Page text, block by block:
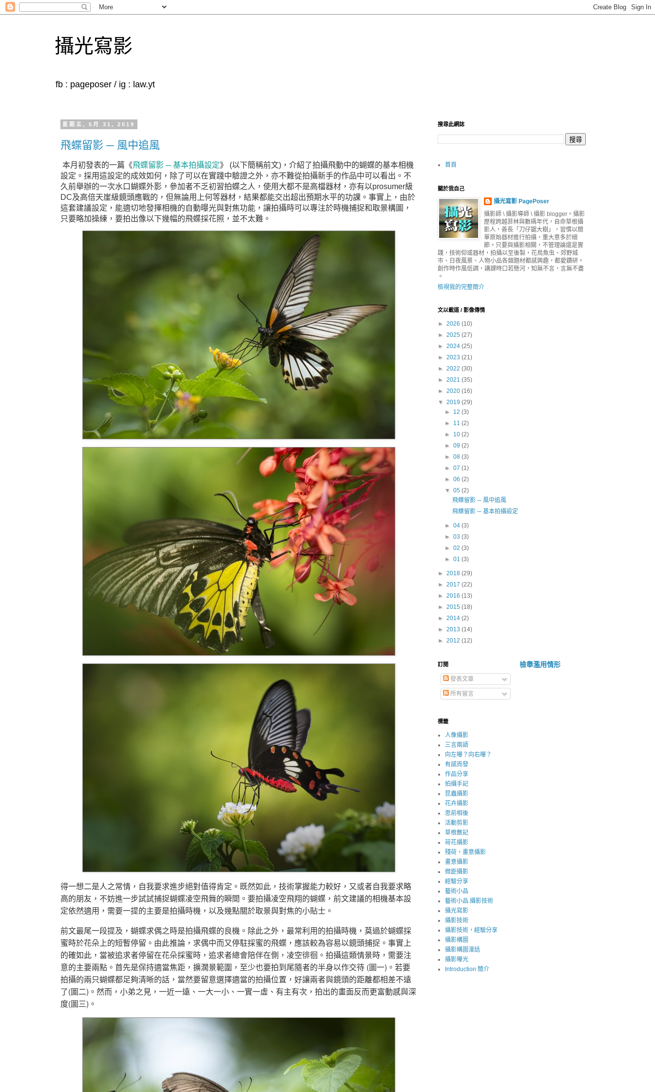
攝光寫影
fb : pageposer / ig : law.yt
星期五, 5月 31, 2019
飛蝶留影 ─ 風中追風
本月初發表的一篇《飛蝶留影 ─ 基本拍攝設定》 (以下簡稱前文)，介紹了拍攝飛動中的蝴蝶的基本相機
設定。採用這設定的成效如何，除了可以在實踐中驗證之外，亦不難從拍攝新手的作品中可以看出。不
久前舉辦的一次水口蝴蝶外影，參加者不乏初習拍蝶之人，使用大都不是高檔器材，亦有以prosumer級
DC及高倍天崖級鏡頭應戰的，但無論用上何等器材，結果都能交出超出預期水平的功課。事實上，由於
這套建議設定，能適切地發揮相機的自動曝光與對焦功能，讓拍攝時可以專注於時機捕捉和取景構圖，
只要略加操練，要拍出像以下幾幅的飛蝶採花照，並不太難。
得一想二是人之常情，自我要求進步絕對值得肯定。既然如此，技術掌握能力較好，又或者自我要求略
高的朋友，不妨進一步試試捕捉蝴蝶凌空飛舞的瞬間。要拍攝凌空飛翔的蝴蝶，前文建議的相機基本設
定依然適用，需要一提的主要是拍攝時機，以及幾點關於取景與對焦的小貼士。
前文最尾一段提及，蝴蝶求偶之時是拍攝飛蝶的良機。除此之外，最常利用的拍攝時機，莫過於蝴蝶採
蜜時於花朵上的短暫停留。由此推論，求偶中而又停駐採蜜的飛蝶，應該較為容易以鏡頭捕捉。事實上
的確如此，當被追求者停留在花朵採蜜時，追求者總會陪伴在側，凌空徘徊。拍攝這類情景時，需要注
意的主要兩點。首先是保持適當焦距，擴濶景範圍，至少也要拍到尾隨者的半身以作交待 (圖一)。若要
拍攝的兩只蝴蝶都足夠清晰的話，當然要留意選擇適當的拍攝位置，好讓兩者與鏡頭的距離都相差不遠
了(圖二)。然而，小弟之見，一近一遠、一大一小、一實一虛、有主有次，拍出的畫面反而更富動感與深
度(圖三)。
搜尋此網誌
首頁
關於我自己
攝光寫影 PagePoser
攝影師 \ 攝影導師 \ 攝影 blogger。攝影
歷程跨越菲林與數碼年代，自命草根攝
影人，善長「刀仔鋸大樹」，習慣以簡
單原始器材進行拍攝，重大意多於細
節。只要與攝影相關，不管理論還是實
踐，技術仰或器材，拍攝以至後製，花鳥魚虫、郊野城
市、日夜風景、人物小品各類題材都感興趣，都愛鑽研。
創作時作風低調，講課時口若懸河，知無不言，言無不盡
。
檢視我的完整簡介
文以載道 / 影像傳情
► 2026 (10)
► 2025 (27)
► 2024 (25)
► 2023 (21)
► 2022 (30)
► 2021 (35)
► 2020 (16)
▼ 2019 (29)
► 12(3)
► 11(2)
► 10(2)
►09(2)
►08(3)
►07(1)
►06(2)
▼05(2)
飛蝶留影 ─ 風中追風
飛蝶留影 ─ 基本拍攝設定
►04(3)
►03(3)
►02(3)
►01(3)
► 2018 (29)
► 2017 (22)
► 2016 (13)
► 2015 (18)
► 2014 (2)
► 2013 (14)
► 2012 (12)
訂閱
發表文章
所有留言
檢舉濫用情形
標籤
人像攝影
三言兩語
向左曝？向右曝？
有感而發
作品分享
拍攝手記
昆蟲攝影
花卉攝影
思前相後
活動剪影
草根散記
荷花攝影
殘荷，畫意攝影
畫意攝影
微距攝影
經驗分享
藝術小品
藝術小品.攝影技術
攝光寫影
攝影技術
攝影技術，經驗分享
攝影構圖
攝影構圖漫話
攝影曝光
Introduction 簡介